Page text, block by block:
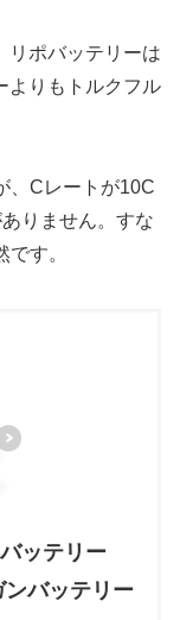
リポバッテリーは
よりもトルクフル
、Cレートが10C
りません。すな
す。
ッテリー
バッテリー